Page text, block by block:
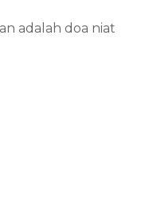
adalah doa niat